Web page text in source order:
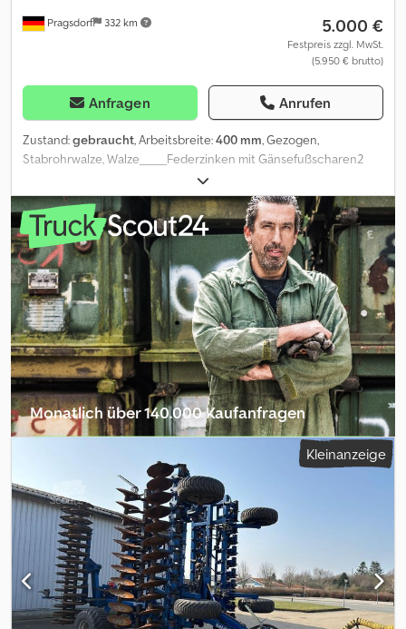
Pragsdorf 332 km 5.000 €
Festpreis zzgl. MwSt.
(5.950 € brutto)
Anfragen Anrufen
Zustand:gebraucht, Arbeitsbreite:400 mm, Gezogen,
Stabrohrwalze, Walze_____Federzinken mit Gänsefußscharen2
Reihen FeingrubberzinkenCrosskill-WalzeRohrstabwalz
eZugöseAnhängung Drillmaschine möglich,Lagerort:17094
Pragsdorf Chsdpfxozfdume Aiqsa
Monatlich über 140.000 Kaufanfragen
Kleinanzeige